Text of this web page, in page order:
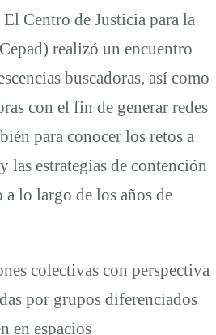
El Centro de Justicia para la
realizó un encuentro
buscadoras, así como
con el fin de generar redes
para conocer los retos a
las estrategias de contención
a lo largo de los años de
colectivas con perspectiva
por grupos diferenciados
en espacios